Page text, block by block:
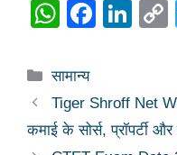
W
at
s
A
F
e
b
Li
e
dI
Categories
सामान्य
Tiger Shroff Net
कमाई के सोर्स, प्रॉपर्टी